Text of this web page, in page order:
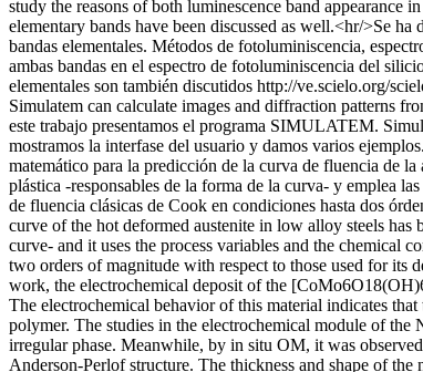
study the reasons of both luminescence band appearance
elementary bands have been discussed as well.<hr/>Se
bandas elementales. Métodos de fotoluminiscencia,
ambas bandas en el espectro de fotoluminiscencia del
elementales son también discutidos http://ve.scielo.org/
Simulatem can calculate images and diffraction patterns
este trabajo presentamos el programa SIMULATEM.
mostramos la interfase del usuario y damos varios ejemplos.
matemático para la predicción de la curva de fluencia de
plástica -responsables de la forma de la curva- y emplea
de fluencia clásicas de Cook en condiciones hasta dos
curve of the hot deformed austenite in low alloy steels
curve- and it uses the process variables and the chemical
two orders of magnitude with respect to those used for its
work, the electrochemical deposit of the
The electrochemical behavior of this material indicates
polymer. The studies in the electrochemical module of
irregular phase. Meanwhile, by in situ OM, it was
Anderson-Perlof structure. The thickness and shape of